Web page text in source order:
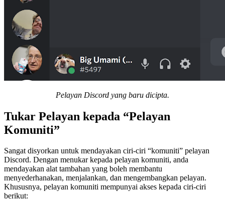
Pelayan Discord yang baru dicipta.
Tukar Pelayan kepada “Pelayan
Komuniti”
Sangat disyorkan untuk mendayakan ciri-ciri “komuniti” pelayan
Discord. Dengan menukar kepada pelayan komuniti, anda
mendayakan alat tambahan yang boleh membantu
menyederhanakan, menjalankan, dan mengembangkan pelayan.
Khususnya, pelayan komuniti mempunyai akses kepada ciri-ciri
berikut: